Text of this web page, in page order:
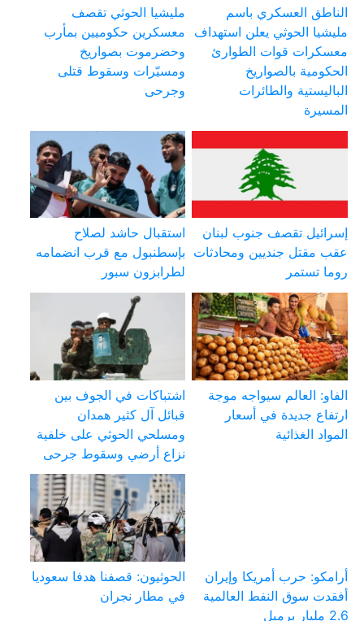
الناطق العسكري باسم
مليشيا الحوثي يعلن استهداف
معسكرات قوات الطوارئ
الحكومية بالصواريخ
الباليستية والطائرات
المسيرة
مليشيا الحوثي تقصف
معسكرين حكوميين بمأرب
وحضرموت بصواريخ
ومسيّرات وسقوط قتلى
وجرحى
إسرائيل تقصف جنوب لبنان
عقب مقتل جنديين ومحادثات
روما تستمر
استقبال حاشد لصلاح
بإسطنبول مع قرب انضمامه
لطرابزون سبور
الفاو: العالم سيواجه موجة
ارتفاع جديدة في أسعار
المواد الغذائية
اشتباكات في الجوف بين
قبائل آل كثير همدان
ومسلحي الحوثي على خلفية
نزاع أرضي وسقوط جرحى
أرامكو: حرب أمريكا وإيران
أفقدت سوق النفط العالمية
2.6 مليار برميل
الحوثيون: قصفنا هدفا سعوديا
في مطار نجران